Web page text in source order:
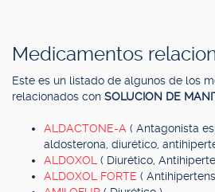
Medicamentos
Este es un listado de algunos de los
relacionados con SOLUCION DE
ALDACTONE-A ( Antagonista
aldosterona, diurético,
ALDOXOL ( Diurético,
ALDOXOL FORTE (